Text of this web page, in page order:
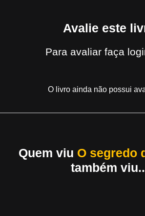
Avalie este
Para avaliarfaça
O livro ainda não possui
Quem viu O segredo
também